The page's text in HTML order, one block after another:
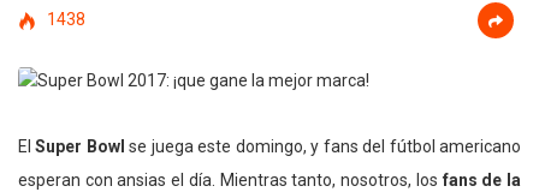
1438
ElSuper Bowl se juega este domingo, y fans del fútbol americano
esperan con ansias el día. Mientras tanto, nosotros, los fans de la